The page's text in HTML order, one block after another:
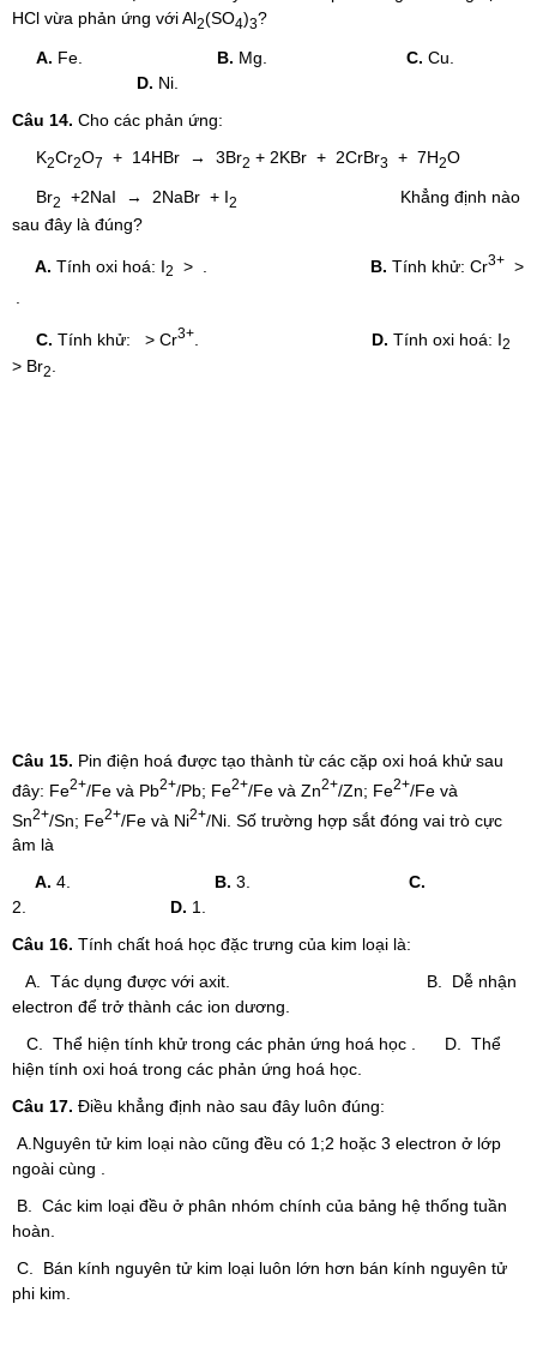
HCl vừa phản ứng với Al2(SO4)3?
A. Fe. B. Mg. C. Cu.
D. Ni.
Câu 14. Cho các phản ứng:
K2Cr2O7 + 14HBr → 3Br2 + 2KBr + 2CrBr3 + 7H2O
Br2 +2NaI → 2NaBr + I2
Khẳng định nào
sau đây là đúng?
A. Tính oxi hoá: I2 > . B. Tính khử: Cr3+
>
C. Tính khử: > Cr3+ D. Tính oxi hoá: I2
> Br2
Câu 15. Pin điện hoá được tạo thành từ các cặp oxi hoá khử sau
đây: Fe2+/Fe và Pb2+/Pb; Fe2+/Fe và Zn2+/Zn; Fe2+/Fe và
Sn2+/Sn; Fe2+/Fe và Ni2+/Ni. Số trường hợp sắt đóng vai trò cực
âm là
A. 4. B. 3. C.
2. D. 1.
Câu 16. Tính chất hoá học đặc trưng của kim loại là:
A. Tác dụng được với axit. B. Dễ nhận
electron để trở thành các ion dương.
C. Thể hiện tính khử trong các phản ứng hoá học . D. Thể
hiện tính oxi hoá trong các phản ứng hoá học.
Câu 17. Điều khẳng định nào sau đây luôn đúng:
A.Nguyên tử kim loại nào cũng đều có 1;2 hoặc 3 electron ở lớp
ngoài cùng .
B. Các kim loại đều ở phân nhóm chính của bảng hệ thống tuần
hoàn.
C. Bán kính nguyên tử kim loại luôn lớn hơn bán kính nguyên tử
phi kim.